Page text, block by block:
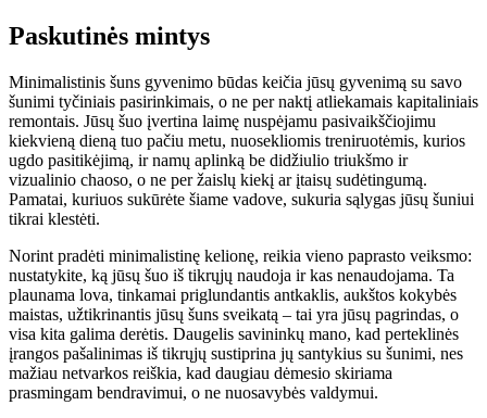
Paskutinės mintys
Minimalistinis šuns gyvenimo būdas keičia jūsų gyvenimą su savo
šunimi tyčiniais pasirinkimais, o ne per naktį atliekamais kapitaliniais
remontais. Jūsų šuo įvertina laimę nuspėjamu pasivaikščiojimu
kiekvieną dieną tuo pačiu metu, nuosekliomis treniruotėmis, kurios
ugdo pasitikėjimą, ir namų aplinką be didžiulio triukšmo ir
vizualinio chaoso, o ne per žaislų kiekį ar įtaisų sudėtingumą.
Pamatai, kuriuos sukūrėte šiame vadove, sukuria sąlygas jūsų šuniui
tikrai klestėti.
Norint pradėti minimalistinę kelionę, reikia vieno paprasto veiksmo:
nustatykite, ką jūsų šuo iš tikrųjų naudoja ir kas nenaudojama. Ta
plaunama lova, tinkamai priglundantis antkaklis, aukštos kokybės
maistas, užtikrinantis jūsų šuns sveikatą – tai yra jūsų pagrindas, o
visa kita galima derėtis. Daugelis savininkų mano, kad perteklinės
įrangos pašalinimas iš tikrųjų sustiprina jų santykius su šunimi, nes
mažiau netvarkos reiškia, kad daugiau dėmesio skiriama
prasmingam bendravimui, o ne nuosavybės valdymui.